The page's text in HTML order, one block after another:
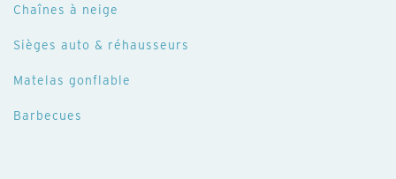
Chaînes à neige
Sièges auto & réhausseurs
Matelas gonflable
Barbecues